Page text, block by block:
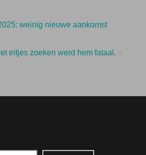
weinig nieuwe aankomst
eitjes zoeken werd hem fataal.